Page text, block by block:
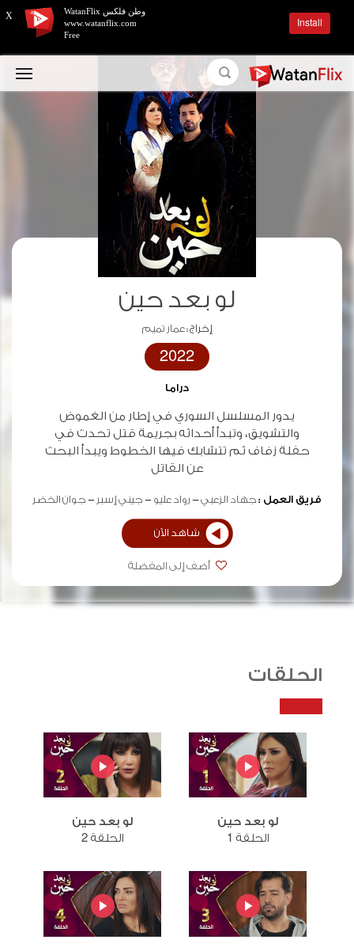
لو بعد حين
إخراج :عمار تميم
2022
دراما
يدور المسلسل السوري في إطار من الغموض
والتشويق، وتبدأ أحداثه بجريمة قتل تحدث في
حفلة زفاف ثم تتشابك فيها الخطوط ويبدأ البحث
عن القاتل
فريق العمل :جهاد الزعبي رواد عليو جيني إسبر جوان الخضر
شاهد الآن
أضف إلى المفضلة
الحلقات
لو بعد حين
الحلقة 1
لو بعد حين
الحلقة 2
X
وطن فلكس WatanFlix
www.watanflix.com
Free
Install